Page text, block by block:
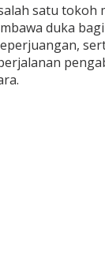
g
satu tokoh
duka